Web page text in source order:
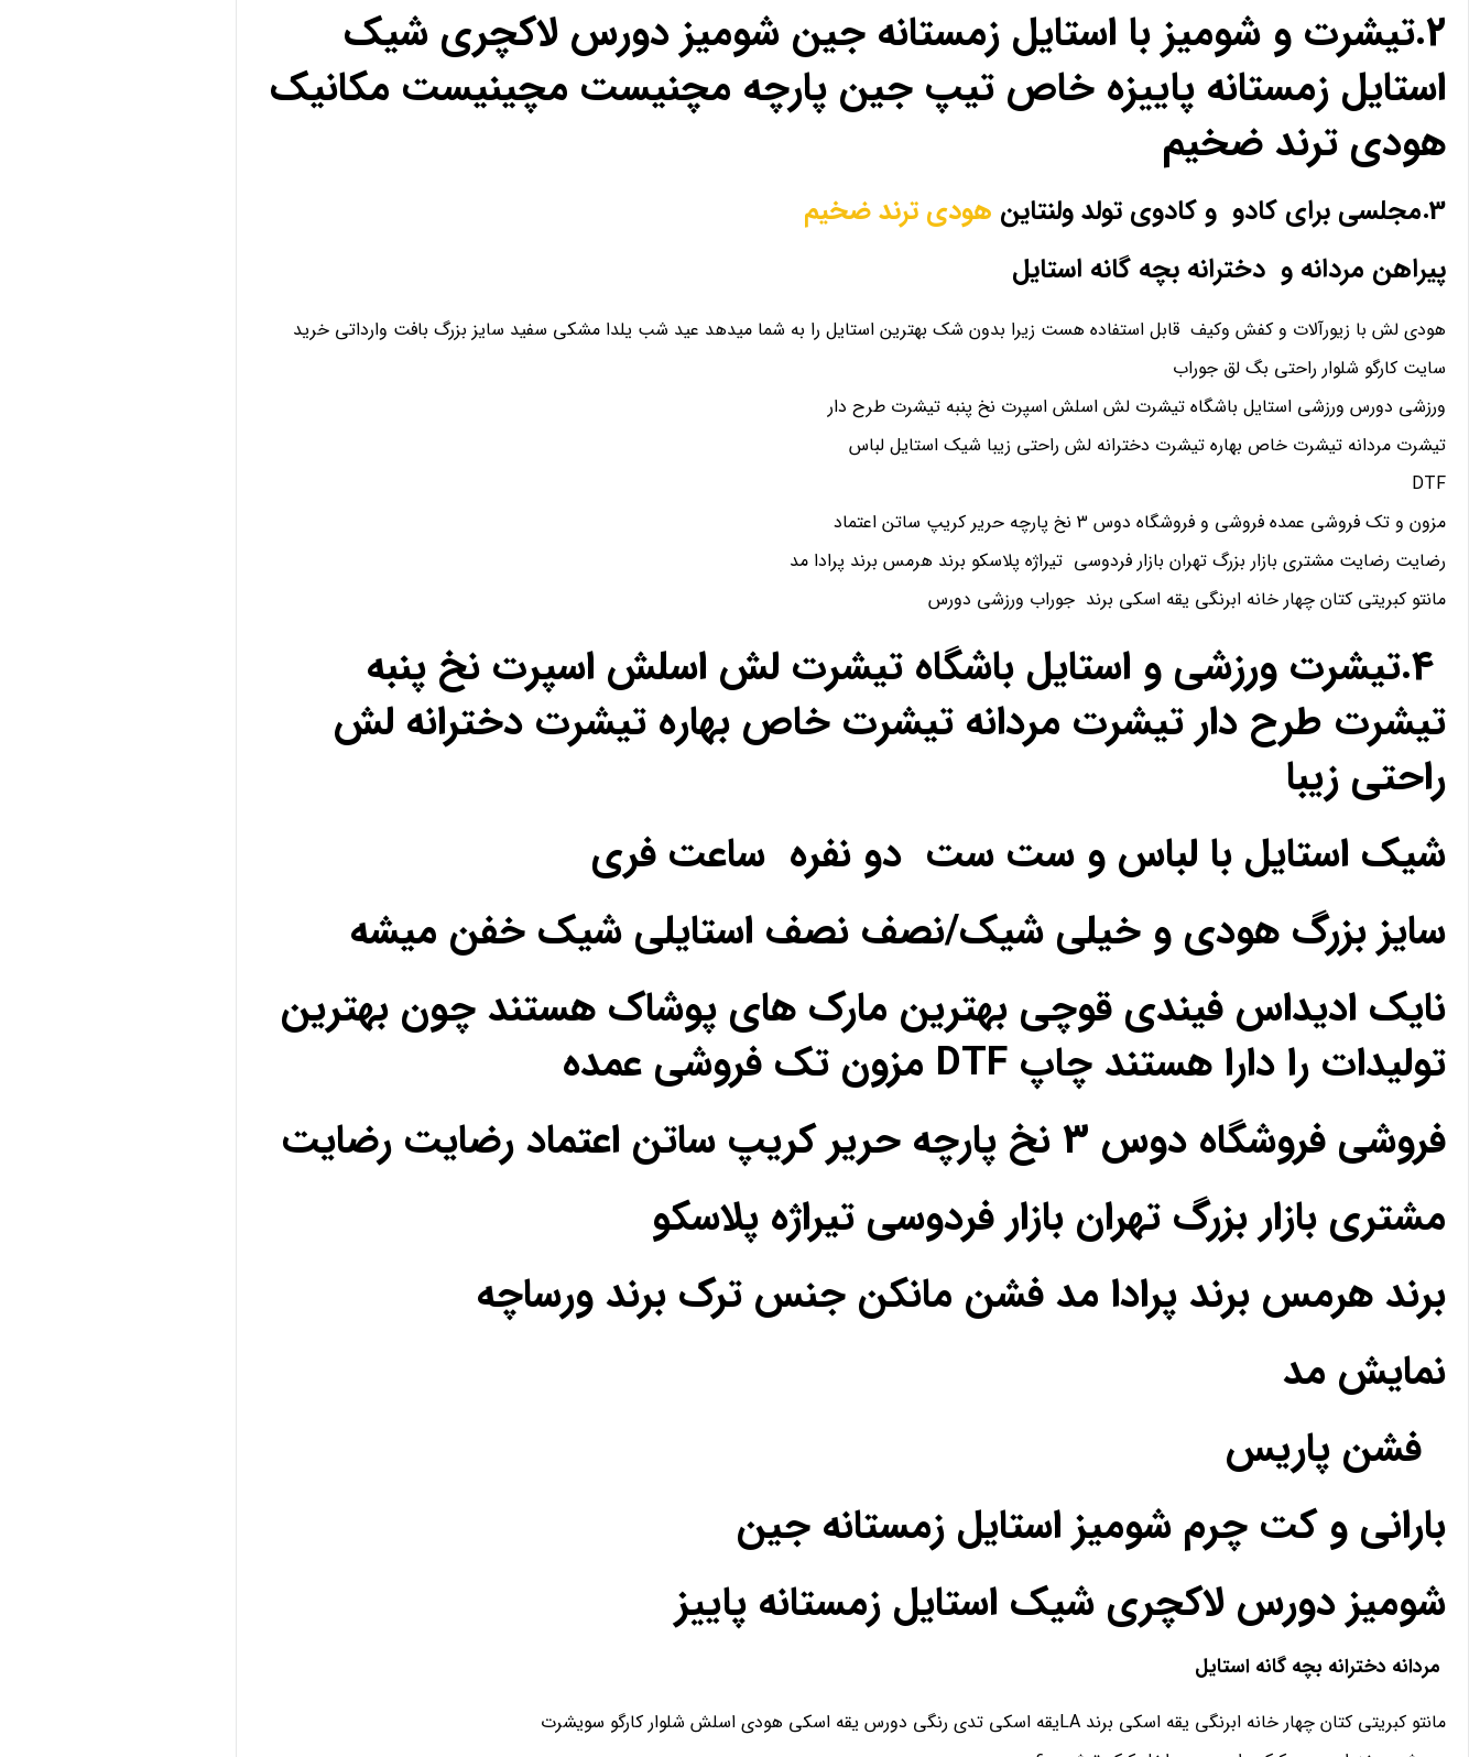
2.تیشرت و شومیز با استایل زمستانه جین شومیز دورس لاکچری شیک
استایل زمستانه پاییزه خاص تیپ جین پارچه مچنیست مچینیست مکانیک
هودی ترند ضخیم
3.مجلسی برای کادو و کادوی تولد ولنتاین
هودی ترند ضخیم
پیراهن مردانه و دخترانه بچه گانه استایل
هودی لش با زیورآلات و کفش وکیف قابل استفاده هست زیرا بدون شک بهترین استایل را به شما میدهد عید شب یلدا مشکی سفید سایز بزرگ بافت وارداتی خرید
سایت کارگو شلوار راحتی بگ لق جوراب
ورزشی دورس ورزشی استایل باشگاه تیشرت لش اسلش اسپرت نخ پنبه تیشرت طرح دار
تیشرت مردانه تیشرت خاص بهاره تیشرت دخترانه لش راحتی زیبا شیک استایل لباس
DTF
مزون و تک فروشی عمده فروشی و فروشگاه دوس 3 نخ پارچه حریر کریپ ساتن اعتماد
رضایت رضایت مشتری بازار بزرگ تهران بازار فردوسی تیراژه پلاسکو برند هرمس برند پرادا مد
مانتو کبریتی کتان چهار خانه ابرنگی یقه اسکی برند جوراب ورزشی دورس
4.تیشرت ورزشی و استایل باشگاه تیشرت لش اسلش اسپرت نخ پنبه
تیشرت طرح دار تیشرت مردانه تیشرت خاص بهاره تیشرت دخترانه لش
راحتی زیبا
شیک استایل با لباس و ست ست دو نفره ساعت فری
سایز بزرگ هودی و خیلی شیک/نصف نصف استایلی شیک خفن میشه
نایک ادیداس فیندی قوچی بهترین مارک های پوشاک هستند چون بهترین
تولیدات را دارا هستند چاپ DTF مزون تک فروشی عمده
فروشی فروشگاه دوس 3 نخ پارچه حریر کریپ ساتن اعتماد رضایت رضایت
مشتری بازار بزرگ تهران بازار فردوسی تیراژه پلاسکو
برند هرمس برند پرادا مد فشن مانکن جنس ترک برند ورساچه
نمایش مد
فشن پاریس
بارانی و کت چرم شومیز استایل زمستانه جین
شومیز دورس لاکچری شیک استایل زمستانه پاییز
مردانه دخترانه بچه گانه استایل
مانتو کبریتی کتان چهار خانه ابرنگی یقه اسکی برند LAیقه اسکی تدی رنگی دورس یقه اسکی هودی اسلش شلوار کارگو سویشرت